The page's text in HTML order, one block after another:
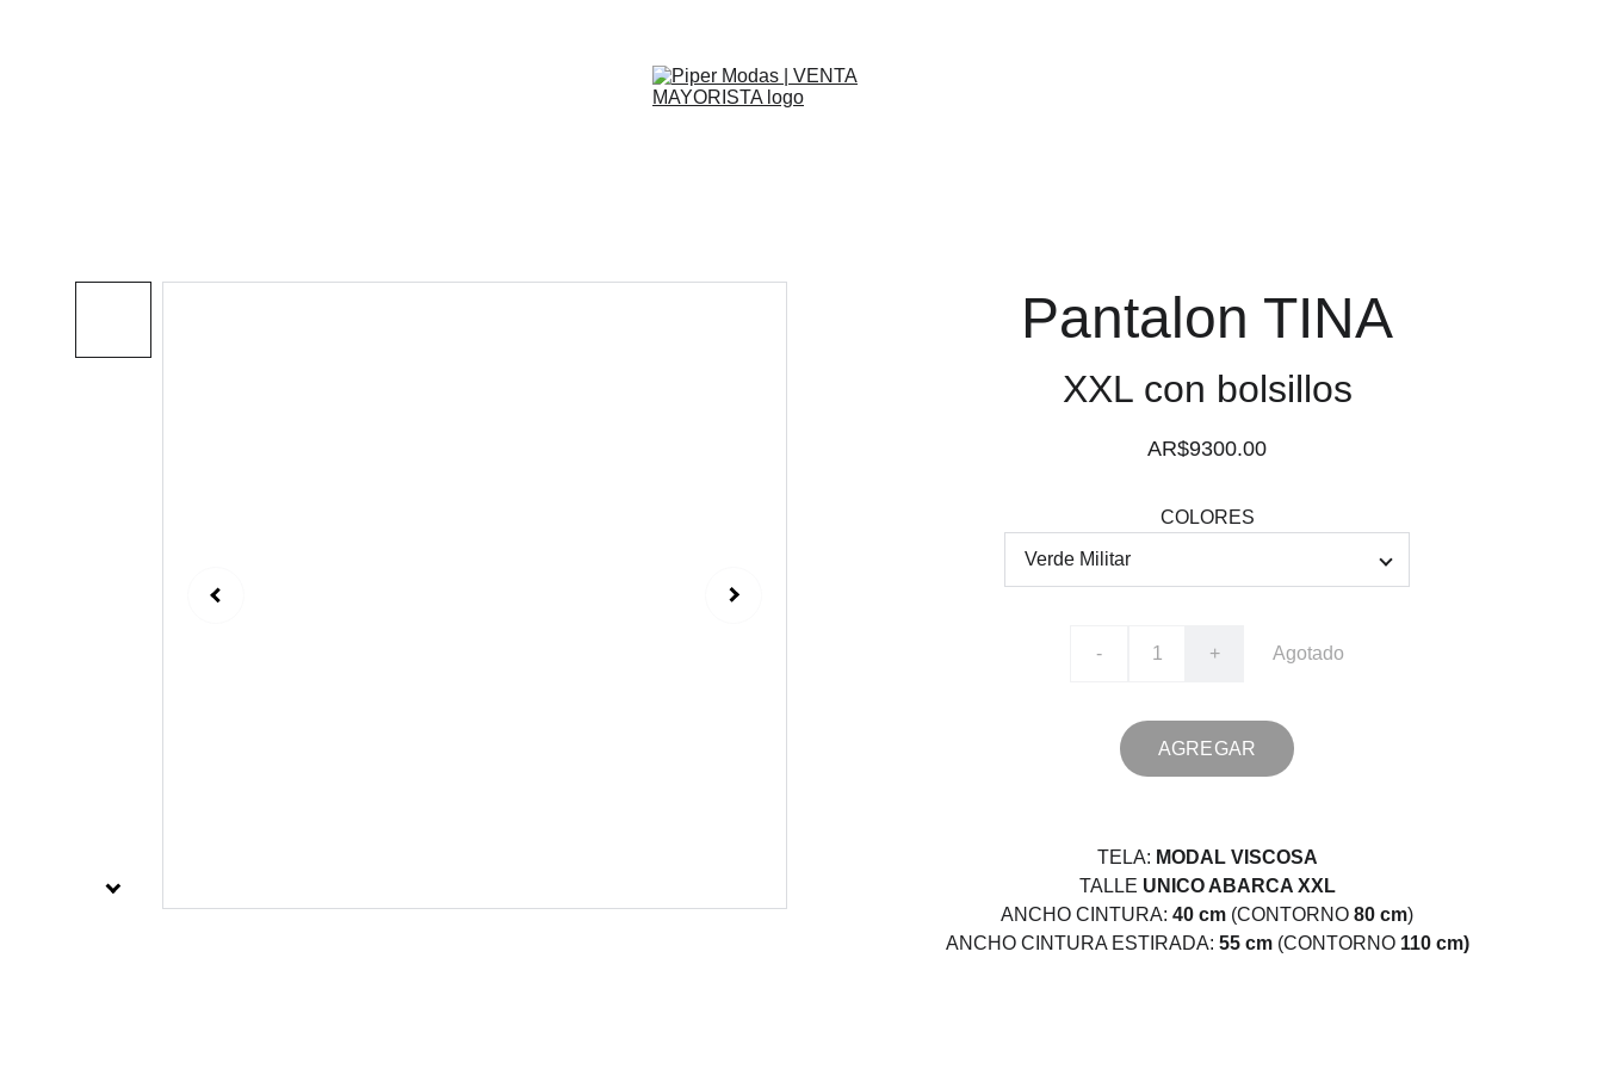
Pantalon TINA
XXL con bolsillos
AR$9300.00
COLORES
- + Agotado
AGREGAR
TELA: MODAL VISCOSA
TALLE UNICO ABARCA XXL
ANCHO CINTURA: 40 cm (CONTORNO 80 cm)
ANCHO CINTURA ESTIRADA: 55 cm(CONTORNO110 cm)